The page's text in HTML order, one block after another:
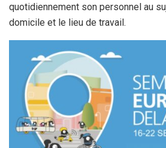
quotidiennement son personnel au
domicile et le lieu de travail.